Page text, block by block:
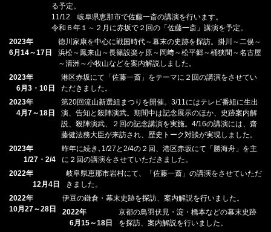
る予定。
11/12 岐阜県恵那市で佐藤一斎の講演を行います。
令和６年１～２月に赤坂で２回の「佐藤一斎」講演を予定。
2023年
6月14～17日
徳川家康を中心に戦国時代～幕末の史跡を探訪。掛川～二俣～
浜松～鳳来山～長篠設楽ヶ原～岡﨑～松平郷～桶狭間～名古屋
～清洲～小牧山などを案内解説しました。
2023年
6月3・10日
港区赤坂にて「佐藤一斎」をテーマに２回の講演をさせてい
ただきました。
2023年
4月7～18日
第20回流山新選組まつりを開催。3/11にはテレビ番組に生出
演、告知と殺陣演武。期間中は記念展示のほか、史跡案内解
説、殺陣演武、２回の記念講演を実施。4/16の講演には、齋
藤健法務大臣が来訪され、歴史トーク対談が実現しました。
2023年
1/27・2/4
昨年に続き､1/27と2/4の２回、港区赤坂にて「勝海舟」を主
に２回の講演をさせていただきました。
2022年
12月4日
岐阜県恵那市岩村にて、「佐藤一斎」の講演をさせていただ
きました。
2022年
10月27～28日
伊豆の鎌倉・幕末史跡を探訪、案内解説を行いました。
2022年
6月15～18日
京都の鳥羽伏見・淀・橋本などの幕末史跡
を探訪、案内解説を行いました。